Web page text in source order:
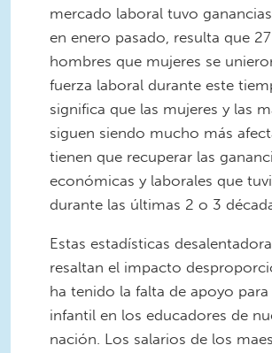
mercado laboral tuvo
en enero pasado, resulta que
hombres que mujeres se
fuerza laboral durante este
significa que las mujeres y las
siguen siendo mucho más
tienen que recuperar las
económicas y laborales que
durante las últimas 2 o 3
Estas estadísticas
resaltan el impacto
ha tenido la falta de apoyo
infantil en los educadores de
nación. Los salarios de los